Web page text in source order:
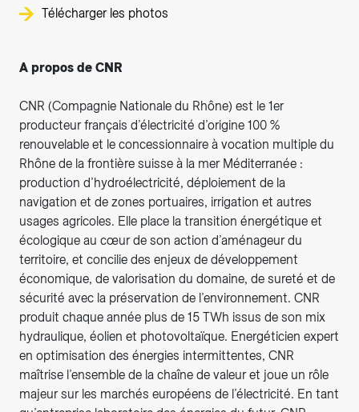
Télécharger les photos
A propos de CNR
CNR (Compagnie Nationale du Rhône) est le 1er
producteur français d’électricité d’origine 100 %
renouvelable et le concessionnaire à vocation multiple du
Rhône de la frontière suisse à la mer Méditerranée :
production d’hydroélectricité, déploiement de la
navigation et de zones portuaires, irrigation et autres
usages agricoles. Elle place la transition énergétique et
écologique au cœur de son action d’aménageur du
territoire, et concilie des enjeux de développement
économique, de valorisation du domaine, de sureté et de
sécurité avec la préservation de l’environnement. CNR
produit chaque année plus de 15 TWh issus de son mix
hydraulique, éolien et photovoltaïque. Energéticien expert
en optimisation des énergies intermittentes, CNR
maîtrise l’ensemble de la chaîne de valeur et joue un rôle
majeur sur les marchés européens de l’électricité. En tant